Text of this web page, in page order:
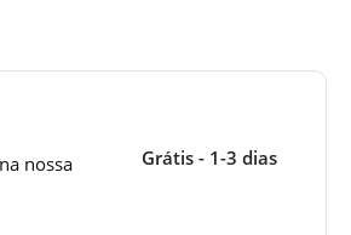
nossa
Grátis - 1-3 dias